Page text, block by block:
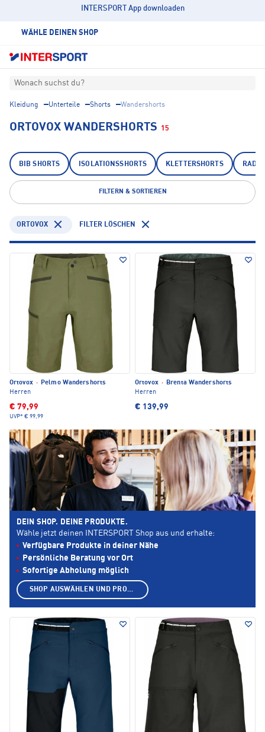
INTERSPORT App downloaden
WÄHLE DEINEN SHOP
Wonach suchst du?
Kleidung Unterteile Shorts Wandershorts
ORTOVOX WANDERSHORTS 15
BIB SHORTS ISOLATIONSSHORTS KLETTERSHORTS
FILTERN & SORTIEREN
ORTOVOX FILTER LÖSCHEN
Ortovox ·
Pelmo Wandershorts
Herren
€ 79,99
UVP* € 99,99
Ortovox ·
Brenta Wandershorts
Herren
€ 139,99
DEIN SHOP. DEINE PRODUKTE.
Wähle jetzt deinen INTERSPORT Shop aus und erhalte:
Verfügbare Produkte in deiner Nähe
Persönliche Beratung vor Ort
Sofortige Abholung möglich
SHOP AUSWÄHLEN UND PRODUKTE ANZEIGEN